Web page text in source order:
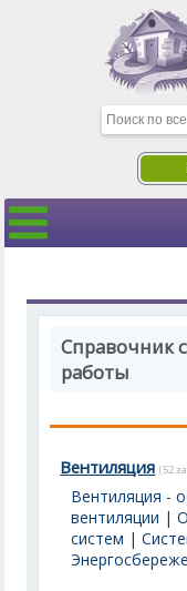
Справочник
работы
Вентиляция (52
Вентиляция -
вентиляции |
систем |